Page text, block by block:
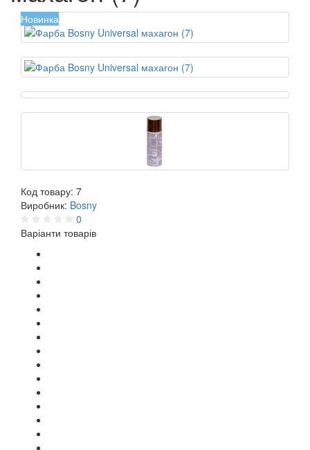
Новинка
Код товару: 7
Виробник: Bosny
0
Варіанти товарів